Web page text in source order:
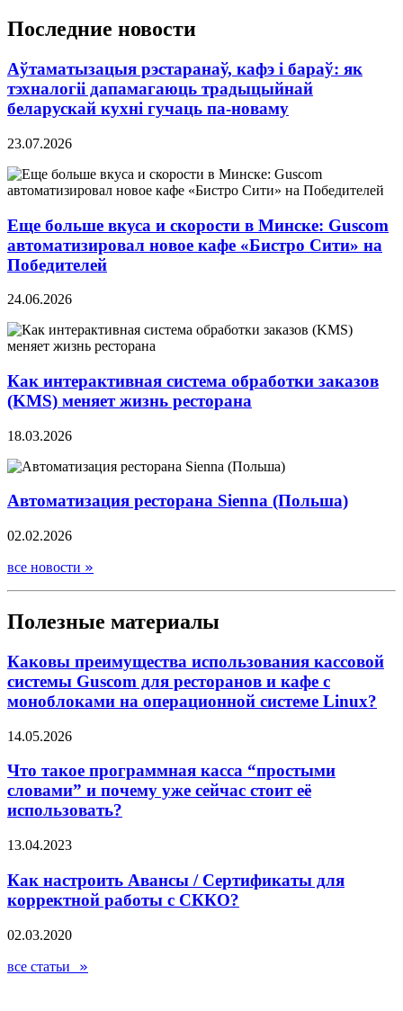
Последние новости
Аўтаматызацыя рэстаранаў, кафэ і бараў: як
тэхналогіі дапамагаюць традыцыйнай
беларускай кухні гучаць па-новаму
23.07.2026
Еще больше вкуса и скорости в Минске: Guscom
автоматизировал новое кафе «Бистро Сити» на
Победителей
24.06.2026
Как интерактивная система обработки заказов
(KMS) меняет жизнь ресторана
18.03.2026
Автоматизация ресторана Sienna (Польша)
02.02.2026
все новости »
Полезные материалы
Каковы преимущества использования кассовой
системы Guscom для ресторанов и кафе с
моноблоками на операционной системе Linux?
14.05.2026
Что такое программная касса “простыми
словами” и почему уже сейчас стоит её
использовать?
13.04.2023
Как настроить Авансы / Сертификаты для
корректной работы с СККО?
02.03.2020
все статьи »